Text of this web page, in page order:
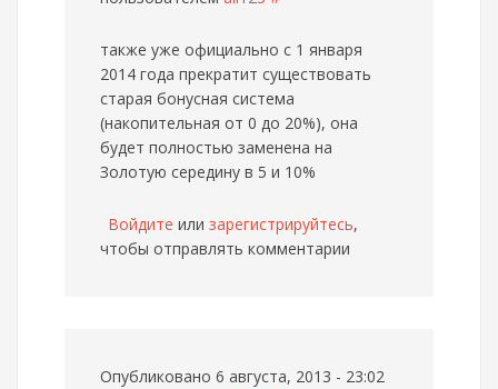
также уже официально с 1 января
2014 года прекратит существовать
старая бонусная система
(накопительная от 0 до 20%), она
будет полностью заменена на
Золотую середину в 5 и 10%
Войдите или зарегистрируйтесь,
чтобы отправлять комментарии
Опубликовано 6 августа, 2013 - 23:02